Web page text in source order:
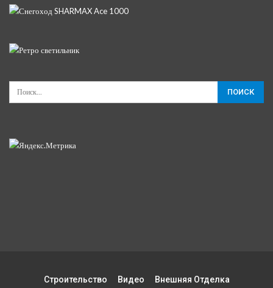
Строительство Видео Внешняя Отделка